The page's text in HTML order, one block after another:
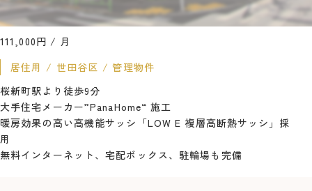
111,000円 / 月
居住用
世田谷区
管理物件
桜新町駅より徒歩9分
大手住宅メーカー”PanaHome“ 施工
暖房効果の高い高機能サッシ「LOW E 複層高断熱サッシ」採
用
無料インターネット、宅配ボックス、駐輪場も完備